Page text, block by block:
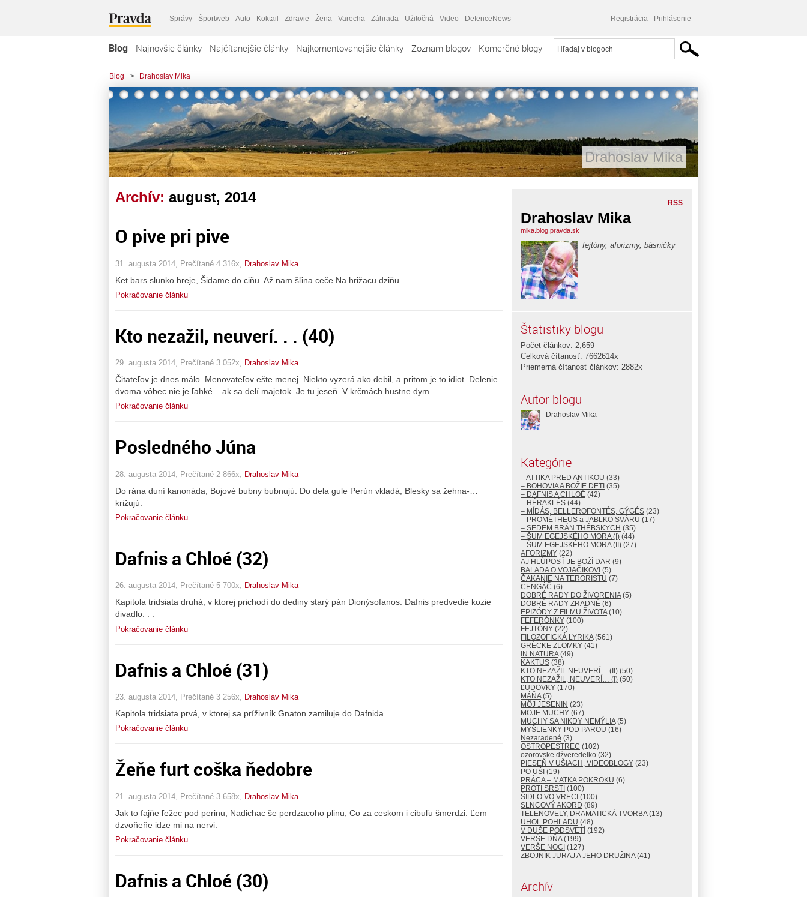
Správy Športweb Auto Koktail Zdravie Žena Varecha Záhrada Užitočná Video DefenceNews Registrácia Prihlásenie
Blog Najnovšie články Najčítanejšie články Najkomentovanejšie články Zoznam blogov Komerčné blogy
Blog > Drahoslav Mika
Drahoslav Mika
Archív: august, 2014
O pive pri pive
31. augusta 2014, Prečítané 4 316x, Drahoslav Mika
Ket bars slunko hreje, Šidame do ciňu. Až nam šľina ceče Na hrižacu dziňu.
Pokračovanie článku
Kto nezažil, neuverí. . . (40)
29. augusta 2014, Prečítané 3 052x, Drahoslav Mika
Čitateľov je dnes málo. Menovateľov ešte menej. Niekto vyzerá ako debil, a pritom je to idiot. Delenie
dvoma vôbec nie je ľahké – ak sa delí majetok. Je tu jeseň. V krčmách hustne dym.
Pokračovanie článku
Posledného Júna
28. augusta 2014, Prečítané 2 866x, Drahoslav Mika
Do rána duní kanonáda, Bojové bubny bubnujú. Do dela gule Perún vkladá, Blesky sa žehna-…
križujú.
Pokračovanie článku
Dafnis a Chloé (32)
26. augusta 2014, Prečítané 5 700x, Drahoslav Mika
Kapitola tridsiata druhá, v ktorej prichodí do dediny starý pán Dionýsofanos. Dafnis predvedie kozie
divadlo. . .
Pokračovanie článku
Dafnis a Chloé (31)
23. augusta 2014, Prečítané 3 256x, Drahoslav Mika
Kapitola tridsiata prvá, v ktorej sa príživník Gnaton zamiluje do Dafnida. .
Pokračovanie článku
Žeňe furt coška ňedobre
21. augusta 2014, Prečítané 3 658x, Drahoslav Mika
Jak to fajňe ľežec pod perinu, Nadichac še perdzacoho plinu, Co za ceskom i cibuľu šmerdzi. Ľem
dzvoňeňe idze mi na nervi.
Pokračovanie článku
Dafnis a Chloé (30)
RSS
Drahoslav Mika
mika.blog.pravda.sk
fejtóny, aforizmy, básničky
Štatistiky blogu
Počet článkov: 2,659
Celková čítanosť: 7662614x
Priemerná čítanosť článkov: 2882x
Autor blogu
Drahoslav Mika
Kategórie
– ATTIKA PRED ANTIKOU (33)
– BOHOVIA A BOŽIE DETI (35)
– DAFNIS A CHLOÉ (42)
– HÉRAKLÉS (44)
– MÍDÁS, BELLEROFONTÉS, GÝGÉS (23)
– PROMÉTHEUS a JABLKO SVÁRU (17)
– SEDEM BRÁN THÉBSKYCH (35)
– ŠUM EGEJSKÉHO MORA (I) (44)
– ŠUM EGEJSKÉHO MORA (II) (27)
AFORIZMY (22)
AJ HLÚPOSŤ JE BOŽÍ DAR (9)
BALADA O VOJAČIKOVI (5)
ČAKANIE NA TERORISTU (7)
CENGÁČ (6)
DOBRÉ RADY DO ŽIVORENIA(5)
DOBRÉ RADY ZRADNÉ (6)
EPIZÓDY Z FILMU ŽIVOTA(10)
FEFERÓNKY (100)
FEJTÓNY (22)
FILOZOFICKÁ LYRIKA(561)
GRÉCKE ZLOMKY (41)
IN NATURA(49)
KAKTUS (38)
KTO NEZAŽIL NEUVERÍ… (II) (50)
KTO NEZAŽIL, NEUVERÍ… (I) (50)
ĽUDOVKY (170)
MÁŇA(5)
MÔJ JESENIN (23)
MOJE MUCHY (67)
MUCHY SA NIKDY NEMÝLIA(5)
MYŠLIENKY POD PAROU (16)
Nezaradené (3)
OSTROPESTREC (102)
ozorovske džveredelko (32)
PIESEŇ V UŠIACH, VIDEOBLOGY (23)
PO UŠI (19)
PRÁCA – MATKA POKROKU (6)
PROTI SRSTI (100)
ŠIDLO VO VRECI (100)
SLNCOVÝ AKORD (89)
TELENOVELY, DRAMATICKÁ TVORBA(13)
UHOL POHĽADU (48)
V DUŠE PODSVETÍ (192)
VERŠE DŇA(199)
VERŠE NOCI (127)
ZBOJNÍK JURAJ A JEHO DRUŽINA(41)
Archív